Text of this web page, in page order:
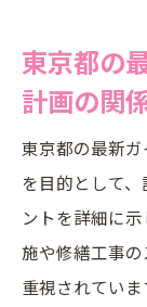
東京都の
計画の関
東京都の最新
を目的として
ントを詳細に
施や修繕工事
重視されていま